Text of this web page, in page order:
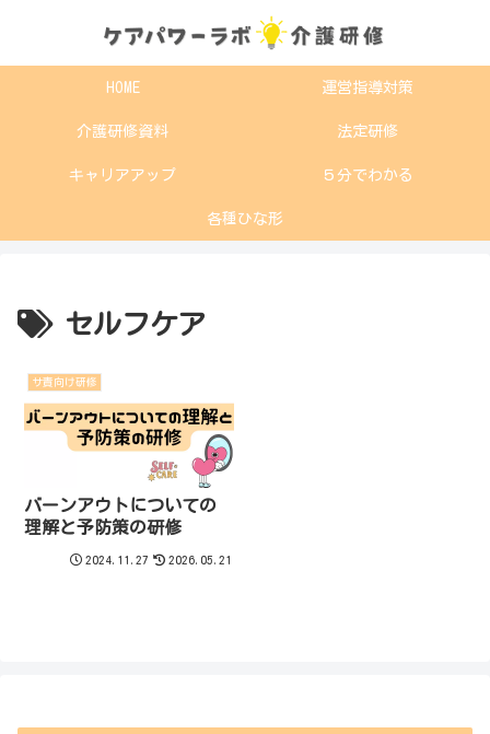
HOME 運営指導対策
介護研修資料 法定研修
キャリアアップ ５分でわかる
各種ひな形
セルフケア
サ責向け研修
バーンアウトについての
理解と予防策の研修
2024.11.27 2026.05.21